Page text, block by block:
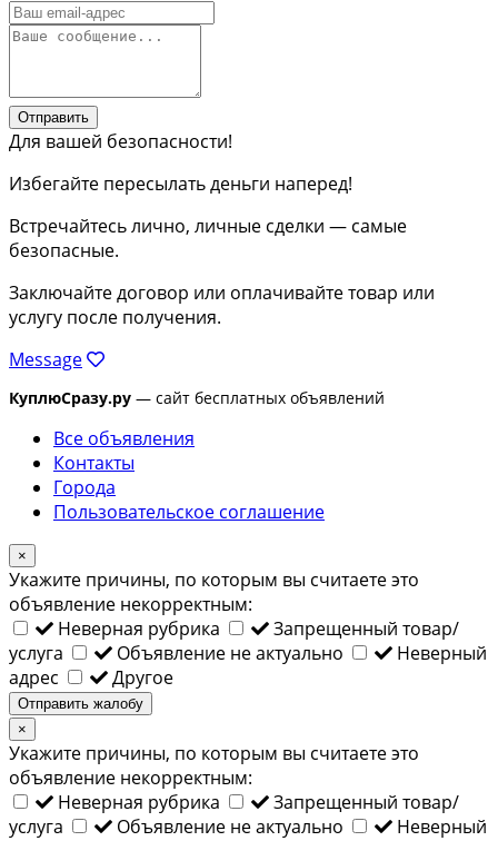
Отправить
Для вашей безопасности!
Избегайте пересылать деньги наперед!
Встречайтесь лично, личные сделки — самые
безопасные.
Заключайте договор или оплачивайте товар или
услугу после получения.
Message
КуплюСразу.ру — сайт бесплатных объявлений
Все объявления
Контакты
Города
Пользовательское соглашение
×
Укажите причины, по которым вы считаете это
объявление некорректным:
Неверная рубрика
Запрещенный товар/
услуга
Объявление не актуально
Неверный
адрес
Другое
Отправить жалобу
×
Укажите причины, по которым вы считаете это
объявление некорректным:
Неверная рубрика
Запрещенный товар/
услуга
Объявление не актуально
Неверный